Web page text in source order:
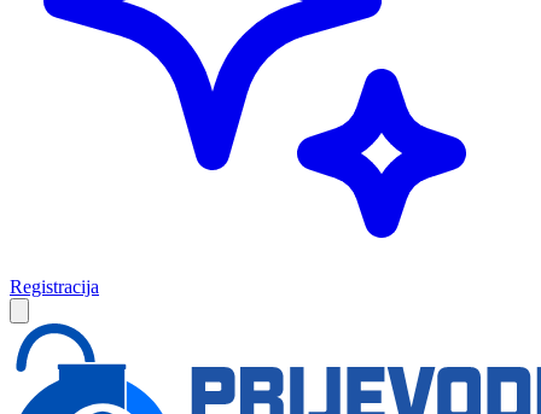
Registracija